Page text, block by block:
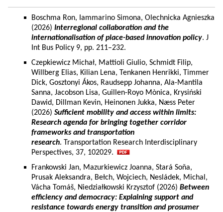
Boschma Ron, Iammarino Simona, Olechnicka Agnieszka
(2026) Interregional collaboration and the
internationalisation of place-based innovation policy. J
Int Bus Policy 9, pp. 211–232.
Czepkiewicz Michał, Mattioli Giulio, Schmidt Filip,
Willberg Elias, Kilian Lena, Tenkanen Henrikki, Timmer
Dick, Gosztonyi Ákos, Raudsepp Johanna, Ala-Mantila
Sanna, Jacobson Lisa, Guillen-Royo Mònica, Krysiński
Dawid, Dillman Kevin, Heinonen Jukka, Næss Peter
(2026) Sufficient mobility and access within limits:
Research agenda for bringing together corridor
frameworks and transportation
research. Transportation Research Interdisciplinary
Perspectives, 37, 102029.
Frankowski Jan, Mazurkiewicz Joanna, Stará Soňa,
Prusak Aleksandra, Bełch, Wojciech, Nesládek, Michal,
Vácha Tomáš, Niedziałkowski Krzysztof (2026) Between
efficiency and democracy: Explaining support and
resistance towards energy transition and prosumer